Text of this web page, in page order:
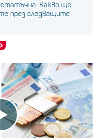
Какво ще
през следващите